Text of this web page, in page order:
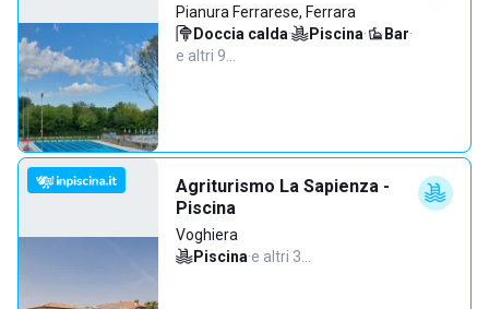
Pianura Ferrarese, Ferrara
Doccia calda· Piscina· Bar·
e altri 9…
Agriturismo La Sapienza -
Piscina
Voghiera
Piscina·e altri 3…